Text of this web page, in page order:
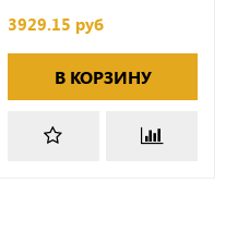
3929.15 руб
В КОРЗИНУ